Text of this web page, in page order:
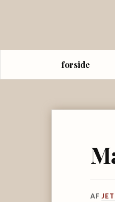
forside
AF